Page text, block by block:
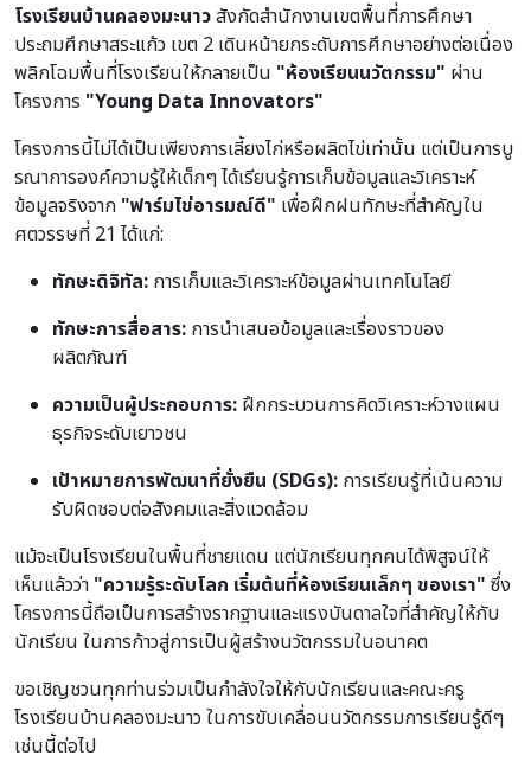
โรงเรียนบ้านคลองมะนาวสังกัดสำนักงานเขตพื้นที่การศึกษา
ประถมศึกษาสระแก้ว เขต 2 เดินหน้ายกระดับการศึกษาอย่างต่อเนื่อง
พลิกโฉมพื้นที่โรงเรียนให้กลายเป็น "ห้องเรียนนวัตกรรม" ผ่าน
โครงการ "Young Data Innovators"
โครงการนี้ไม่ได้เป็นเพียงการเลี้ยงไก่หรือผลิตไข่เท่านั้น แต่เป็นการบู
รณาการองค์ความรู้ให้เด็กๆ ได้เรียนรู้การเก็บข้อมูลและวิเคราะห์
ข้อมูลจริงจาก "ฟาร์มไข่อารมณ์ดี" เพื่อฝึกฝนทักษะที่สำคัญใน
ศตวรรษที่ 21 ได้แก่:
ทักษะดิจิทัล: การเก็บและวิเคราะห์ข้อมูลผ่านเทคโนโลยี
ทักษะการสื่อสาร: การนำเสนอข้อมูลและเรื่องราวของ
ผลิตภัณฑ์
ความเป็นผู้ประกอบการ: ฝึกกระบวนการคิดวิเคราะห์วางแผน
ธุรกิจระดับเยาวชน
เป้าหมายการพัฒนาที่ยั่งยืน (SDGs): การเรียนรู้ที่เน้นความ
รับผิดชอบต่อสังคมและสิ่งแวดล้อม
แม้จะเป็นโรงเรียนในพื้นที่ชายแดน แต่นักเรียนทุกคนได้พิสูจน์ให้
เห็นแล้วว่า "ความรู้ระดับโลก เริ่มต้นที่ห้องเรียนเล็กๆ ของเรา" ซึ่ง
โครงการนี้ถือเป็นการสร้างรากฐานและแรงบันดาลใจที่สำคัญให้กับ
นักเรียน ในการก้าวสู่การเป็นผู้สร้างนวัตกรรมในอนาคต
ขอเชิญชวนทุกท่านร่วมเป็นกำลังใจให้กับนักเรียนและคณะครู
โรงเรียนบ้านคลองมะนาว ในการขับเคลื่อนนวัตกรรมการเรียนรู้ดีๆ
เช่นนี้ต่อไป